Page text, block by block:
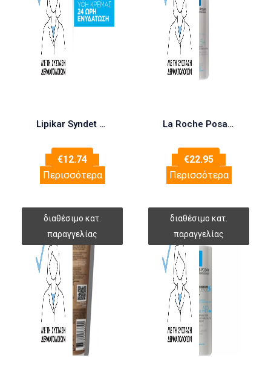
Lipikar Syndet AP+ 200ml
€12.74
Περισσότερα
La Roche Posay Lipikar Lait Urea 5+ 400ml
€22.95
Περισσότερα